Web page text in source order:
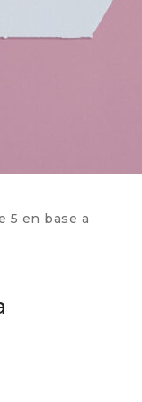
5 en base a